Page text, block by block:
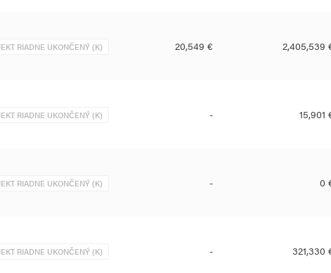
RIADNE UKONČENÝ (K) 20,549 € 2,405,539
RIADNE UKONČENÝ (K) - 15,901
RIADNE UKONČENÝ (K) - 0
RIADNE UKONČENÝ (K) - 321,330